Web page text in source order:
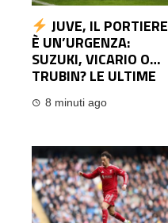
JUVE, IL PORTIERE
È UN’URGENZA:
SUZUKI, VICARIO O…
TRUBIN? LE ULTIME
8 minuti ago